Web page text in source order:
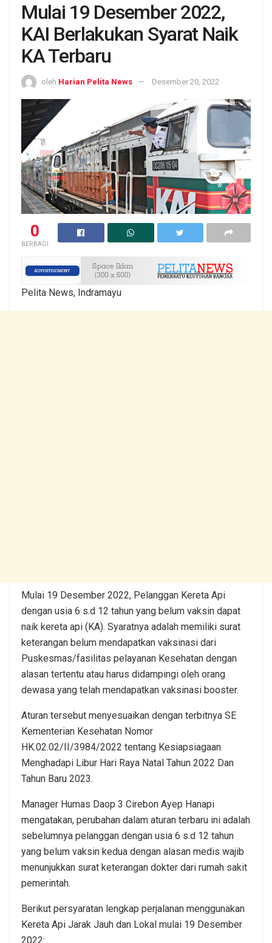
Mulai 19 Desember 2022,
KAI Berlakukan Syarat Naik
KA Terbaru
oleh Harian Pelita News Desember 20, 2022
0
BERBAGI
Pelita News, Indramayu
Mulai 19 Desember 2022, Pelanggan Kereta Api
dengan usia 6 s.d 12 tahun yang belum vaksin dapat
naik kereta api (KA). Syaratnya adalah memiliki surat
keterangan belum mendapatkan vaksinasi dari
Puskesmas/fasilitas pelayanan Kesehatan dengan
alasan tertentu atau harus didampingi oleh orang
dewasa yang telah mendapatkan vaksinasi booster.
Aturan tersebut menyesuaikan dengan terbitnya SE
Kementerian Kesehatan Nomor
HK.02.02/II/3984/2022 tentang Kesiapsiagaan
Menghadapi Libur Hari Raya Natal Tahun 2022 Dan
Tahun Baru 2023.
Manager Humas Daop 3 Cirebon Ayep Hanapi
mengatakan, perubahan dalam aturan terbaru ini adalah
sebelumnya pelanggan dengan usia 6 s.d 12 tahun
yang belum vaksin kedua dengan alasan medis wajib
menunjukkan surat keterangan dokter dari rumah sakit
pemerintah.
Berikut persyaratan lengkap perjalanan menggunakan
Kereta Api Jarak Jauh dan Lokal mulai 19 Desember
2022: